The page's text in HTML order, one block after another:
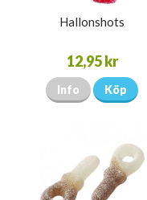
Hallonshots
12,95 kr
Info Köp